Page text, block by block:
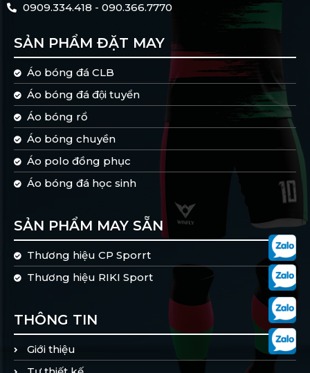
0909.334.418 - 090.366.7770
SẢN PHẨM ĐẶT MAY
Áo bóng đá CLB
Áo bóng đá đội tuyển
Áo bóng rổ
Áo bóng chuyền
Áo polo đồng phục
Áo bóng đá học sinh
SẢN PHẨM MAY SẴN
Thương hiệu CP Sporrt
Thương hiệu RIKI Sport
THÔNG TIN
Giới thiệu